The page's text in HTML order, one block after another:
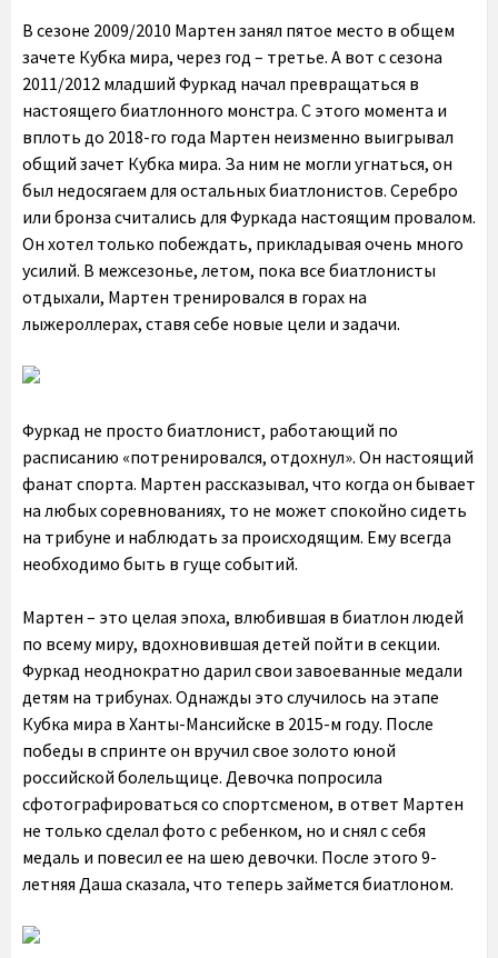
В сезоне 2009/2010 Мартен занял пятое место в общем
зачете Кубка мира, через год – третье. А вот с сезона
2011/2012 младший Фуркад начал превращаться в
настоящего биатлонного монстра. С этого момента и
вплоть до 2018-го года Мартен неизменно выигрывал
общий зачет Кубка мира. За ним не могли угнаться, он
был недосягаем для остальных биатлонистов. Серебро
или бронза считались для Фуркада настоящим провалом.
Он хотел только побеждать, прикладывая очень много
усилий. В межсезонье, летом, пока все биатлонисты
отдыхали, Мартен тренировался в горах на
лыжероллерах, ставя себе новые цели и задачи.
Фуркад не просто биатлонист, работающий по
расписанию «потренировался, отдохнул». Он настоящий
фанат спорта. Мартен рассказывал, что когда он бывает
на любых соревнованиях, то не может спокойно сидеть
на трибуне и наблюдать за происходящим. Ему всегда
необходимо быть в гуще событий.
Мартен – это целая эпоха, влюбившая в биатлон людей
по всему миру, вдохновившая детей пойти в секции.
Фуркад неоднократно дарил свои завоеванные медали
детям на трибунах. Однажды это случилось на этапе
Кубка мира в Ханты-Мансийске в 2015-м году. После
победы в спринте он вручил свое золото юной
российской болельщице. Девочка попросила
сфотографироваться со спортсменом, в ответ Мартен
не только сделал фото с ребенком, но и снял с себя
медаль и повесил ее на шею девочки. После этого 9-
летняя Даша сказала, что теперь займется биатлоном.